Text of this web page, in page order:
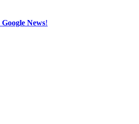
Google News!